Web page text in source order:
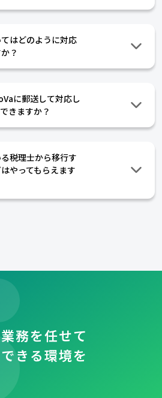
はどのように対応
？
に郵送して対応し
きますか？
税理士から移行す
やってもらえます
務を任せて
きる環境を